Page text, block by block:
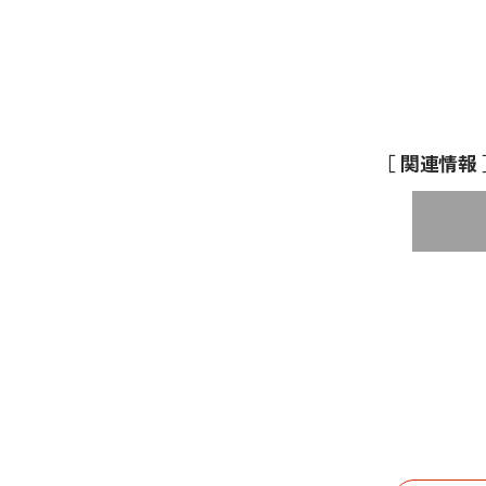
［ 関連情報